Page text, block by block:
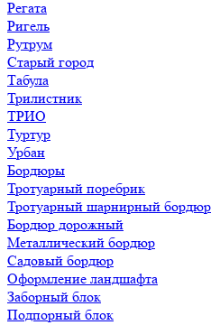
Регата
Ригель
Рутрум
Старый город
Табула
Трилистник
ТРИО
Туртур
Урбан
Бордюры
Тротуарный поребрик
Тротуарный шарнирный бордюр
Бордюр дорожный
Металлический бордюр
Садовый бордюр
Оформление ландшафта
Заборный блок
Подпорный блок